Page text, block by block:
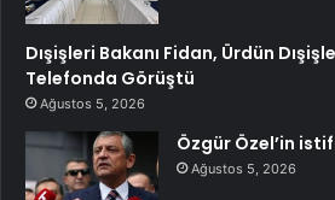
Dışişleri Bakanı Fidan, Ürdün
Telefonda Görüştü
Ağustos 5, 2026
Özgür Özel’in
Ağustos 5, 2026